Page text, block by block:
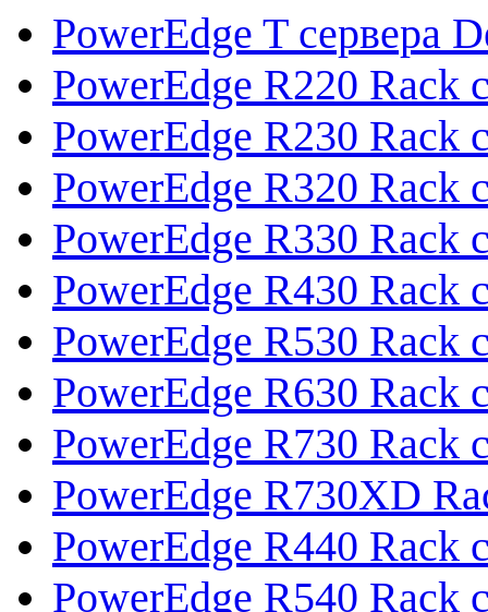
PowerEdge T сервера
PowerEdge R220 Rack
PowerEdge R230 Rack
PowerEdge R320 Rack
PowerEdge R330 Rack
PowerEdge R430 Rack
PowerEdge R530 Rack
PowerEdge R630 Rack
PowerEdge R730 Rack
PowerEdge R730XD
PowerEdge R440 Rack
PowerEdge R540 Rack